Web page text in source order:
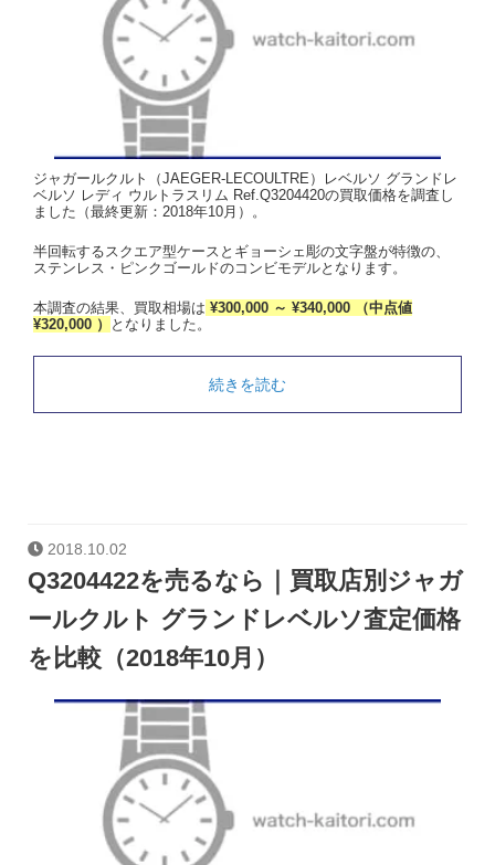
ジャガールクルト（JAEGER-LECOULTRE）レベルソ グランドレ
ベルソ レディ ウルトラスリム Ref.Q3204420の買取価格を調査し
ました（最終更新：2018年10月）。
半回転するスクエア型ケースとギョーシェ彫の文字盤が特徴の、
ステンレス・ピンクゴールドのコンビモデルとなります。
本調査の結果、買取相場は ¥300,000 ～ ¥340,000 （中点値
¥320,000 ）
となりました。
続きを読む
2018.10.02
Q3204422を売るなら｜買取店別ジャガ
ールクルト グランドレベルソ査定価格
を比較（2018年10月）